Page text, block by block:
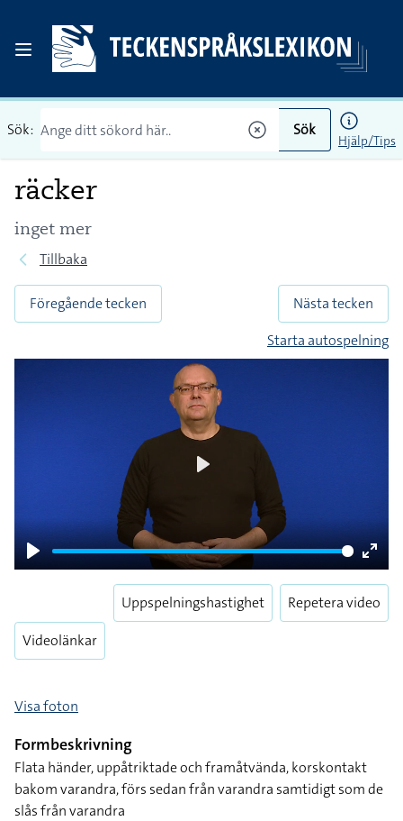
Sök: Sök
Hjälp/Tips
räcker
inget mer
Tillbaka
Föregående tecken
Nästa tecken
Starta autospelning
Play
Enter
Videolänkar
Uppspelningshastighet Repetera video
Visa foton
Formbeskrivning
Flata händer, uppåtriktade och framåtvända, korskontakt
bakom varandra, förs sedan från varandra samtidigt som de
slås från varandra